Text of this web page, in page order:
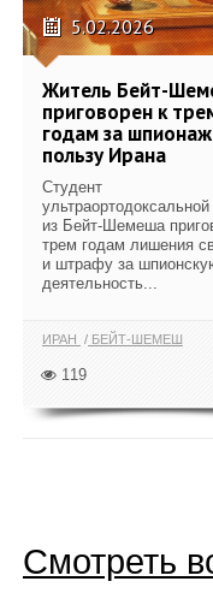
5.02.2026
Житель Бейт-
приговорен к
годам за
пользу Ирана
Студент
из Бейт-Шемеша
трем годам лишения
и штрафу за
деятельность...
ИРАН БЕЙТ-ШЕМЕШ
119
Смотреть